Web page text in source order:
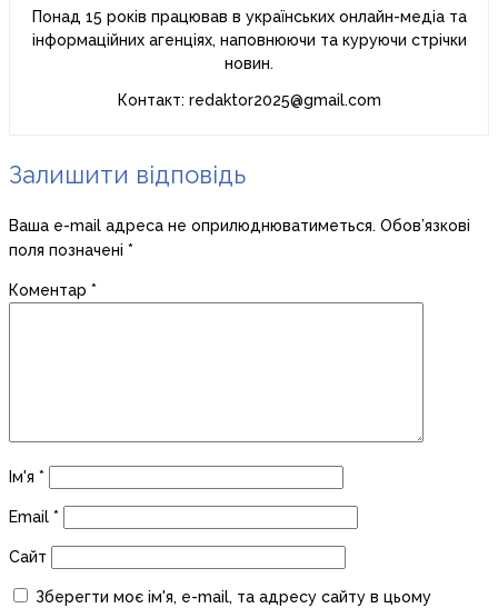
Понад 15 років працював в українських онлайн-медіа та
інформаційних агенціях, наповнюючи та куруючи стрічки
новин.
Контакт: redaktor2025@gmail.com
Залишити відповідь
Ваша e-mail адреса не оприлюднюватиметься. Обов’язкові
поля позначені *
Коментар *
Ім'я *
Email *
Сайт
Зберегти моє ім'я, e-mail, та адресу сайту в цьому